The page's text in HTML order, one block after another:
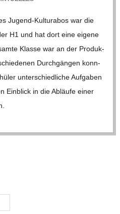
Jugend-Kul­­tu­ra­­bos war die
H1 und hat dort eine eigene
Klasse war an der Pro­duk­
Durch­gän­gen konn­
unter­schied­li­che Auf­ga­ben
Ein­blick in die Abläufe einer